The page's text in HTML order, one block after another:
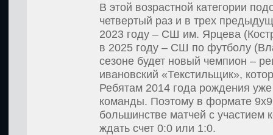
В этой возрастной категории
четвертый раз и в трех
2023 году – СШ им. Ярцева
в 2025 году – СШ по футболу
сезоне будет новый чемпион –
ивановский «Текстильщик»,
Ребятам 2014 года рождения
команды. Поэтому в формате 9х9
большинстве матчей с участием
ждать счет 0:0 или 1:0.